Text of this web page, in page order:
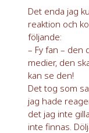
Det enda jag
reaktion och
följande:
– Fy fan – den
medier, den
kan se den!
Det tog som
jag hade
det jag inte
inte finnas.